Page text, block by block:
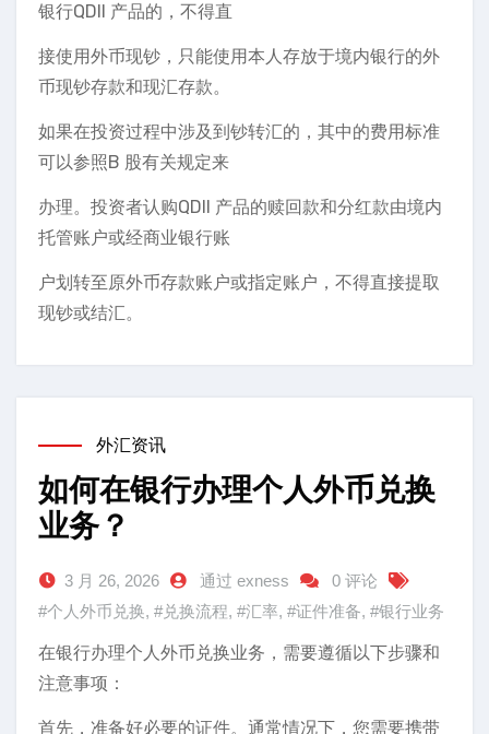
银行QDII 产品的，不得直
接使用外币现钞，只能使用本人存放于境内银行的外
币现钞存款和现汇存款。
如果在投资过程中涉及到钞转汇的，其中的费用标准
可以参照B 股有关规定来
办理。投资者认购QDII 产品的赎回款和分红款由境内
托管账户或经商业银行账
户划转至原外币存款账户或指定账户，不得直接提取
现钞或结汇。
外汇资讯
如何在银行办理个人外币兑换
业务？
3 月 26, 2026 通过 exness
0 评论
#个人外币兑换, #兑换流程, #汇率, #证件准备, #银行业务
在银行办理个人外币兑换业务，需要遵循以下步骤和
注意事项：
首先，准备好必要的证件。通常情况下，您需要携带